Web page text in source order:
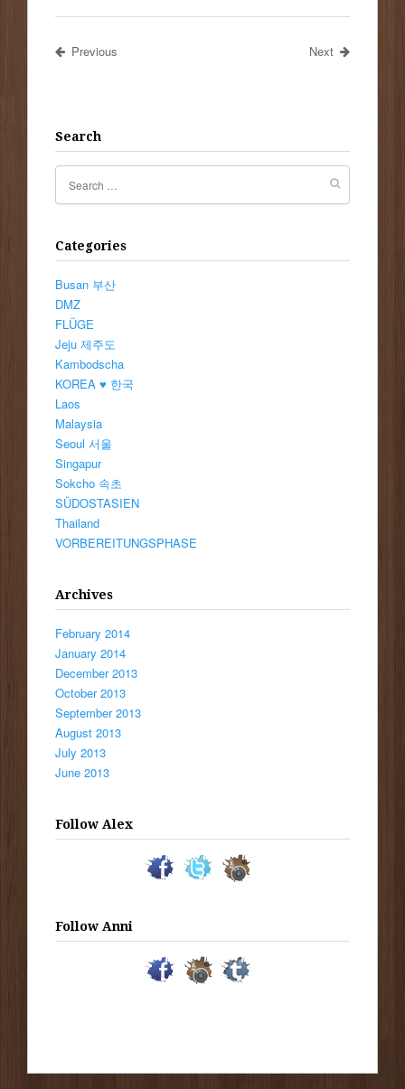
Previous Next
Search
Categories
Busan 부산
DMZ
FLÜGE
Jeju 제주도
Kambodscha
KOREA ♥ 한국
Laos
Malaysia
Seoul 서울
Singapur
Sokcho 속초
SÜDOSTASIEN
Thailand
VORBEREITUNGSPHASE
Archives
February 2014
January 2014
December 2013
October 2013
September 2013
August 2013
July 2013
June 2013
Follow Alex
Follow Anni